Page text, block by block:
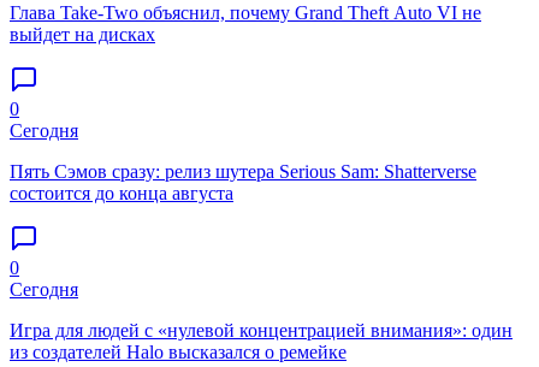
Глава Take-Two объяснил, почему Grand Theft Auto VI не
выйдет на дисках
0
Сегодня
Пять Сэмов сразу: релиз шутера Serious Sam: Shatterverse
состоится до конца августа
0
Сегодня
Игра для людей с «нулевой концентрацией внимания»: один
из создателей Halo высказался о ремейке